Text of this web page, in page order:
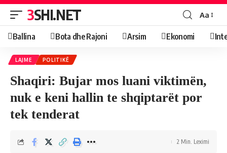
3SHI.NET Aa
Ballina Bota dhe Rajoni Arsim Ekonomi
LAJME POLITIKË
Shaqiri: Bujar mos luani viktimën,
nuk e keni hallin te shqiptarët por
tek tenderat
2 Min. Leximi